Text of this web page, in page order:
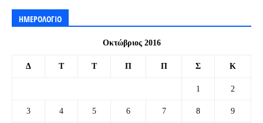
ΗΜΕΡΟΛΟΓΙΟ
Οκτώβριος 2016
Δ Τ Τ Π Π Σ Κ
1 2
3 4 5 6 7 8 9